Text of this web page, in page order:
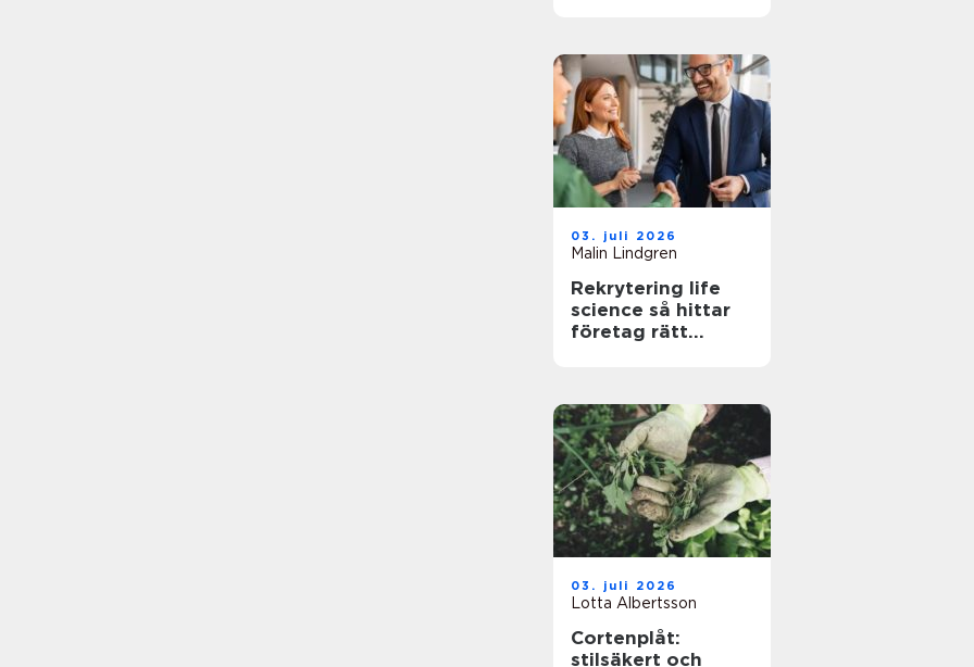
03. juli 2026
Malin Lindgren
Rekrytering life
science så hittar
företag rätt
03. juli 2026
Lotta Albertsson
Cortenplåt:
stilsäkert och